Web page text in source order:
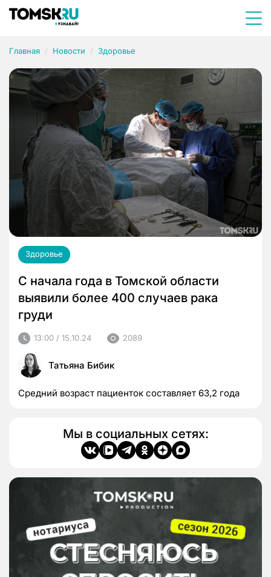
Главная Новости Здоровье
Здоровье
С начала года в Томской области
выявили более 400 случаев рака
груди
13:00 / 15.10.24 2089
Татьяна Бибик
Средний возраст пациенток составляет 63,2 года
Мы в социальных сетях: